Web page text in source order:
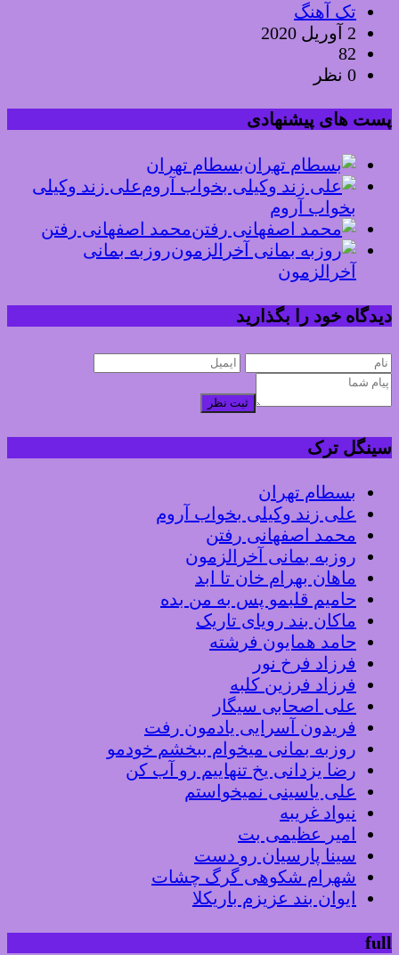
تک آهنگ
2 آوریل 2020
82
0 نظر
پست های پیشنهادی
بسطام تهران
علی زند وکیلی
بخواب آروم
محمد اصفهانی رفتن
روزبه بمانی
آخرالزمون
دیدگاه خود را بگذارید
ثبت نظر
سینگل ترک
بسطام تهران
علی زند وکیلی بخواب آروم
محمد اصفهانی رفتن
روزبه بمانی آخرالزمون
ماهان بهرام خان تا ابد
حامیم قلبمو پس به من بده
ماکان بند رویای تاریک
حامد همایون فرشته
فرزاد فرخ نور
فرزاد فرزین کلبه
علی اصحابی سیگار
فریدون آسرایی یادمون رفت
روزبه بمانی میخوام ببخشم خودمو
رضا یزدانی یخ تنهاییم رو آب کن
علی یاسینی نمیخواستم
نیواد غریبه
امیر عظیمی بت
سینا پارسیان رو دست
شهرام شکوهی گرگ چشات
ایوان بند عزیزم باریکلا
full